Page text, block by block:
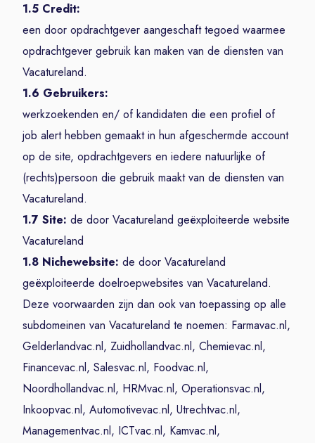
1.5 Credit:
een door opdrachtgever aangeschaft tegoed waarmee
opdrachtgever gebruik kan maken van de diensten van
Vacatureland.
1.6 Gebruikers:
werkzoekenden en/ of kandidaten die een profiel of
job alert hebben gemaakt in hun afgeschermde account
op de site, opdrachtgevers en iedere natuurlijke of
(rechts)persoon die gebruik maakt van de diensten van
Vacatureland.
1.7 Site: de door Vacatureland geëxploiteerde website
Vacatureland
1.8 Nichewebsite: de door Vacatureland
geëxploiteerde doelroepwebsites van Vacatureland.
Deze voorwaarden zijn dan ook van toepassing op alle
subdomeinen van Vacatureland te noemen: Farmavac.nl,
Gelderlandvac.nl, Zuidhollandvac.nl, Chemievac.nl,
Financevac.nl, Salesvac.nl, Foodvac.nl,
Noordhollandvac.nl, HRMvac.nl, Operationsvac.nl,
Inkoopvac.nl, Automotivevac.nl, Utrechtvac.nl,
Managementvac.nl, ICTvac.nl, Kamvac.nl,